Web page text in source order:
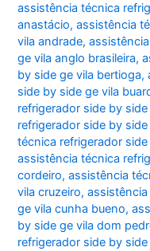
assistência técnica
anastácio,assistência
vila andrade,
ge vila anglo brasileira,
by side ge vila bertioga,
side by side ge vila
refrigerador side by
refrigerador side by
técnica refrigerador
assistência técnica
cordeiro,assistência
vila cruzeiro,
ge vila cunha bueno,
by side ge vila dom
refrigerador side by